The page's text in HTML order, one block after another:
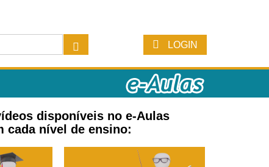
LOGIN
disponíveis no e-Aulas
cada nível de ensino: